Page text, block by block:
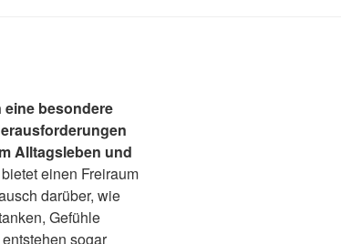
besondere
Alltagsleben und
einen Freiraum
darüber, wie
Gefühle
sogar